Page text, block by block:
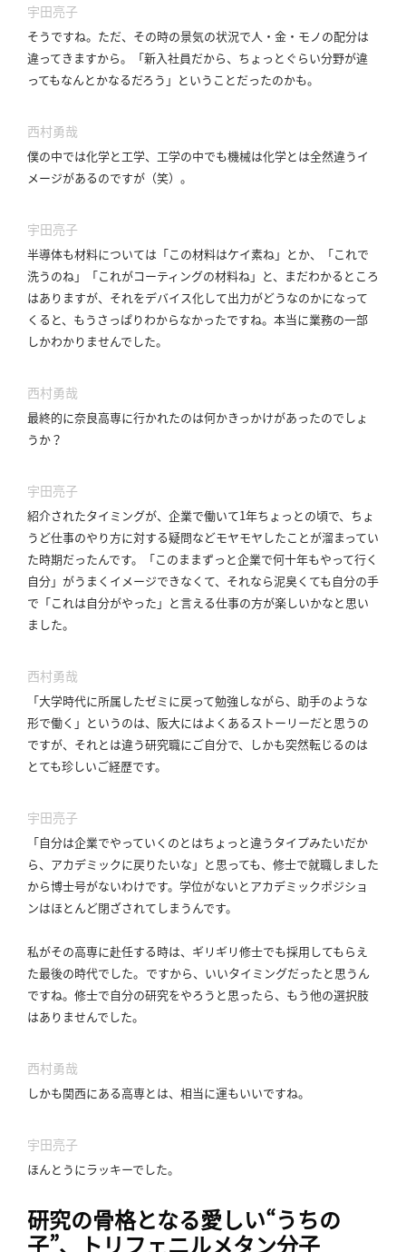
宇田亮子
そうですね。 ただ、その時の景気の状況で人・金・モノの配分は
違ってきますから。
「新入社員だから、ちょっとぐらい分野が違
ってもなんとかなるだろう」ということだったのかも。
西村勇哉
僕の中では化学と工学、工学の中でも機械は化学とは全然違うイ
メージがあるのですが（笑）。
宇田亮子
半導体も材料については「この材料はケイ素ね」とか、「これで
洗うのね」「これがコーティングの材料ね」と、まだわかるところ
はありますが、それをデバイス化して出力がどうなのかになって
くると、もうさっぱりわからなかったですね。 本当に業務の一部
しかわかりませんでした。
西村勇哉
最終的に奈良高専に行かれたのは何かきっかけがあったのでしょ
うか？
宇田亮子
紹介されたタイミングが、企業で働いて1年ちょっとの頃で、ちょ
うど仕事のやり方に対する疑問などモヤモヤしたことが溜まってい
た時期だったんです。
「このままずっと企業で何十年もやって行く
自分」がうまくイメージできなくて、それなら泥臭くても自分の手
で「これは自分がやった」と言える仕事の方が楽しいかなと思い
ました。
西村勇哉
「大学時代に所属したゼミに戻って勉強しながら、助手のような
形で働く」というのは、阪大にはよくあるストーリーだと思うの
ですが、それとは違う研究職にご自分で、しかも突然転じるのは
とても珍しいご経歴です。
宇田亮子
「自分は企業でやっていくのとはちょっと違うタイプみたいだか
ら、アカデミックに戻りたいな」と思っても、修士で就職しました
から博士号がないわけです。 学位がないとアカデミックポジショ
ンはほとんど閉ざされてしまうんです。
私がその高専に赴任する時は、ギリギリ修士でも採用してもらえ
た最後の時代でした。 ですから、いいタイミングだったと思うん
ですね。 修士で自分の研究をやろうと思ったら、もう他の選択肢
はありませんでした。
西村勇哉
しかも関西にある高専とは、相当に運もいいですね。
宇田亮子
ほんとうにラッキーでした。
研究の骨格となる愛しい“うちの
子”、トリフェニルメタン分子